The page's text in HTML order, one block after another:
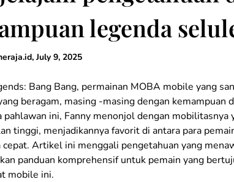
legenda
,July 9, 2025
Bang Bang, permainan MOBA mobile yang
beragam, masing -masing dengan kemampuan
pahlawan ini, Fanny menonjol dengan
tinggi, menjadikannya favorit di antara para
cepat. Artikel ini menggali pengetahuan yang
panduan komprehensif untuk pemain yang
mobile ini.